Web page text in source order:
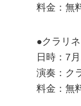
料金：無
●クラリ
日時：7
演奏：ク
料金：無